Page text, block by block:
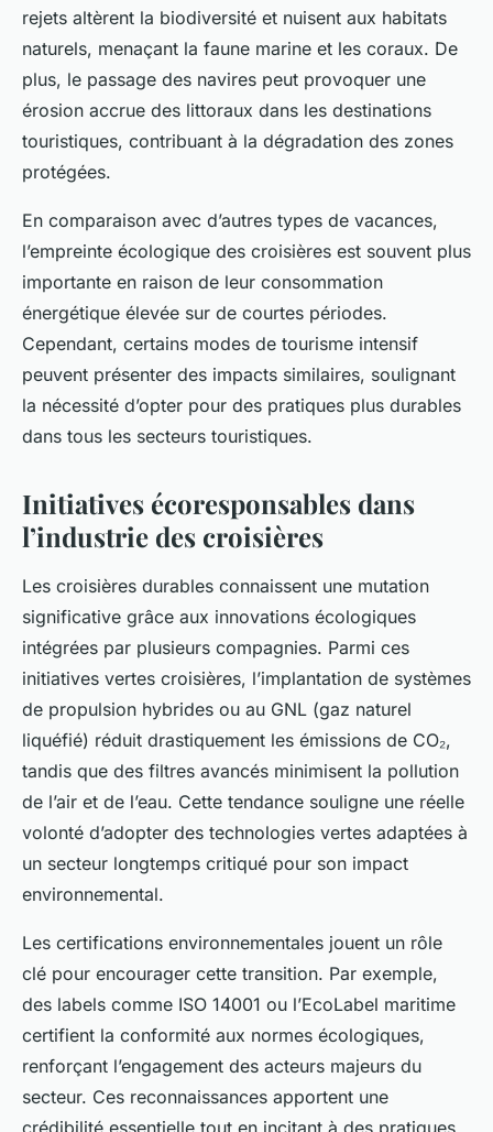
rejets altèrent la biodiversité et nuisent aux habitats
naturels, menaçant la faune marine et les coraux. De
plus, le passage des navires peut provoquer une
érosion accrue des littoraux dans les destinations
touristiques, contribuant à la dégradation des zones
protégées.
En comparaison avec d’autres types de vacances,
l’empreinte écologique des croisières est souvent plus
importante en raison de leur consommation
énergétique élevée sur de courtes périodes.
Cependant, certains modes de tourisme intensif
peuvent présenter des impacts similaires, soulignant
la nécessité d’opter pour des pratiques plus durables
dans tous les secteurs touristiques.
Initiatives écoresponsables dans
l’industrie des croisières
Les croisières durables connaissent une mutation
significative grâce aux innovations écologiques
intégrées par plusieurs compagnies. Parmi ces
initiatives vertes croisières, l’implantation de systèmes
de propulsion hybrides ou au GNL (gaz naturel
liquéfié) réduit drastiquement les émissions de CO₂,
tandis que des filtres avancés minimisent la pollution
de l’air et de l’eau. Cette tendance souligne une réelle
volonté d’adopter des technologies vertes adaptées à
un secteur longtemps critiqué pour son impact
environnemental.
Les certifications environnementales jouent un rôle
clé pour encourager cette transition. Par exemple,
des labels comme ISO 14001 ou l’EcoLabel maritime
certifient la conformité aux normes écologiques,
renforçant l’engagement des acteurs majeurs du
secteur. Ces reconnaissances apportent une